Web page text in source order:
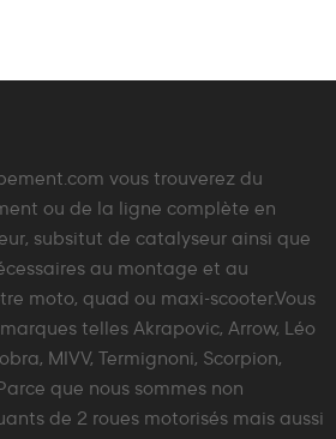
vous trouverez du
ou de la ligne complète en
subsitut de catalyseur ainsi que
au montage et au
moto, quad ou maxi-scooter.Vous
telles Akrapovic, Arrow, Léo
MIVV, Termignoni, Scorpion,
que nous sommes non
de 2 roues motorisés mais aussi